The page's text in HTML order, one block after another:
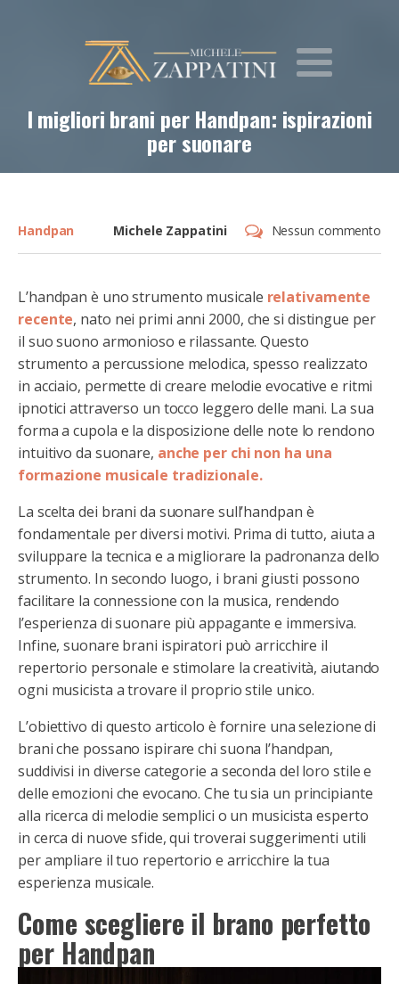
I migliori brani per Handpan: ispirazioni
per suonare
Handpan Michele Zappatini Nessun commento
L’handpan è uno strumento musicale relativamente
recente, nato nei primi anni 2000, che si distingue per
il suo suono armonioso e rilassante. Questo
strumento a percussione melodica, spesso realizzato
in acciaio, permette di creare melodie evocative e ritmi
ipnotici attraverso un tocco leggero delle mani. La sua
forma a cupola e la disposizione delle note lo rendono
intuitivo da suonare, anche per chi non ha una
formazione musicale tradizionale.
La scelta dei brani da suonare sull’handpan è
fondamentale per diversi motivi. Prima di tutto, aiuta a
sviluppare la tecnica e a migliorare la padronanza dello
strumento. In secondo luogo, i brani giusti possono
facilitare la connessione con la musica, rendendo
l’esperienza di suonare più appagante e immersiva.
Infine, suonare brani ispiratori può arricchire il
repertorio personale e stimolare la creatività, aiutando
ogni musicista a trovare il proprio stile unico.
L’obiettivo di questo articolo è fornire una selezione di
brani che possano ispirare chi suona l’handpan,
suddivisi in diverse categorie a seconda del loro stile e
delle emozioni che evocano. Che tu sia un principiante
alla ricerca di melodie semplici o un musicista esperto
in cerca di nuove sfide, qui troverai suggerimenti utili
per ampliare il tuo repertorio e arricchire la tua
esperienza musicale.
Come scegliere il brano perfetto
per Handpan